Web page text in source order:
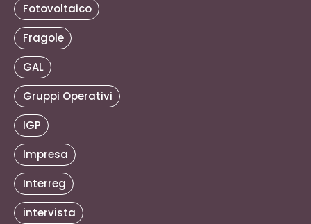
Fotovoltaico
Fragole
GAL
Gruppi Operativi
IGP
Impresa
Interreg
intervista